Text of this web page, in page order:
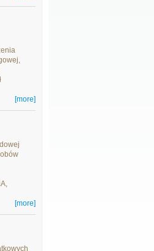
[more]
[more]